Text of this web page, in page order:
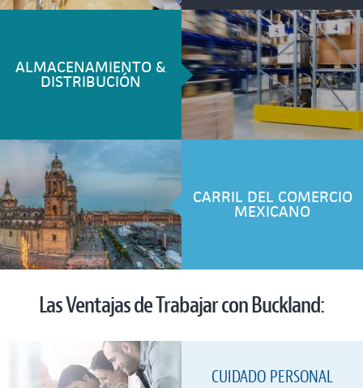
ALMACENAMIENTO &
DISTRIBUCIÓN
CARRIL DEL COMERCIO
MEXICANO
Las Ventajas de Trabajar con Buckland:
CUIDADO PERSONAL